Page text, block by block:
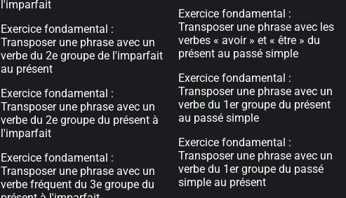
l'imparfait
Exercice fondamental :
Transposer une phrase avec un
verbe du 2e groupe de l'imparfait
au présent
Exercice fondamental :
Transposer une phrase avec un
verbe du 2e groupe du présent à
l'imparfait
Exercice fondamental :
Transposer une phrase avec un
verbe fréquent du 3e groupe du
Exercice fondamental :
Transposer une phrase avec les
verbes « avoir » et « être » du
présent au passé simple
Exercice fondamental :
Transposer une phrase avec un
verbe du 1er groupe du présent
au passé simple
Exercice fondamental :
Transposer une phrase avec un
verbe du 1er groupe du passé
simple au présent